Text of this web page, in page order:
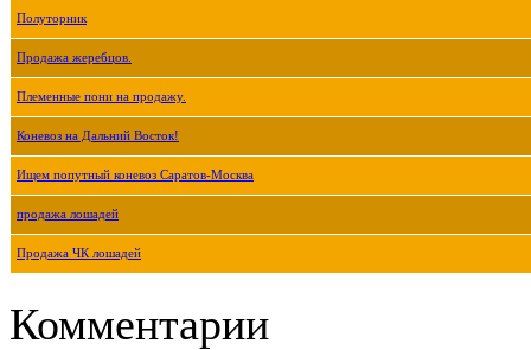
Полуторник
Продажа жеребцов.
Племенные пони на продажу.
Коневоз на Дальний Восток!
Ищем попутный коневоз Саратов-Москва
продажа лошадей
Продажа ЧК лошадей
Комментарии